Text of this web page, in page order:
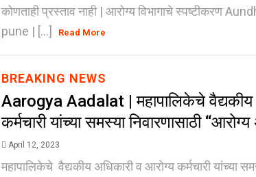
कोणताही प्रस्ताव नाही | आरोग्य विभागाचे स्पष्टीकरण
pune | [...]
Read More
BREAKING NEWS
Aarogya Aadalat | महापालिकेचे वैद्यकीय
कर्मचारी यांच्या समस्या निवारणासाठी
April 12, 2023
महापालिकेचे वैद्यकीय अधिकारी व आरोग्य कर्मचारी यांच्या